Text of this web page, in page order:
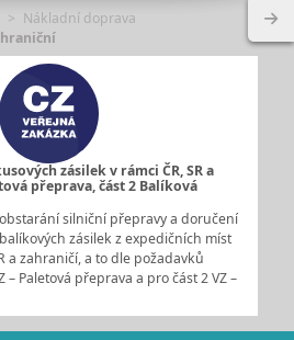
Nákladní doprava
zásilek v rámci ČR, SR a
přeprava, část 2 Balíková
silniční přepravy a doručení
zásilek z expedičních míst
a zahraničí, a to dle požadavků
– Paletová přeprava a pro část 2 VZ –